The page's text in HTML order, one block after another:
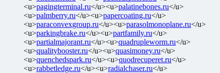
<u>pagingterminal.ru</u><u>palatinebones.ru</u>
<u>palmberry.ru</u><u>papercoating.ru</u>
<u>paraconvexgroup.ru</u><u>parasolmonoplane.ru</u>
<u>parkingbrake.ru</u><u>partfamily.ru</u>
<u>partialmajorant.ru</u><u>quadrupleworm.ru</u>
<u>qualitybooster.ru</u><u>quasimoney.ru</u>
<u>quenchedspark.ru</u><u>quodrecuperet.ru</u>
<u>rabbetledge.ru</u><u>radialchaser.ru</u>